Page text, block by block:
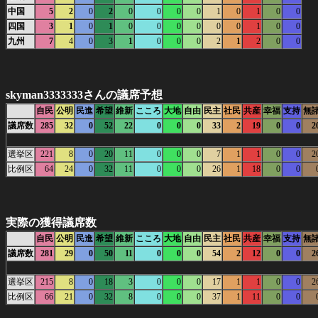
中国
5 2 0 2 0 0 0 0 1 0 1 0
0
四国
3 1 0 1 0 0 0 0 0 0 1 0
0
九州
7 4 0 3 1 0 0 0 2 1 2 0 0
skyman3333333さんの議席予想
自民 公明 民進 希望 維新 こころ 大地 自由 民主 社民 共産 幸福 支持 無
議席数
285 32 0 52 22 0 0 0 33 2 19 0 0
選挙区 221 8 0 20 11 0 0 0 7 1 1 0 0
比例区
64 24 0 32 11 0 0 0 26 1 18 0 0
実際の獲得議席数
自民 公明 民進 希望 維新 こころ 大地 自由 民主 社民 共産 幸福 支持 無
議席数
281 29 0 50 11 0 0 0 54 2 12 0 0
選挙区 215 8 0 18 3 0 0 0 17 1 1 0 0
比例区
66 21 0 32 8 0 0 0 37 1 11 0 0